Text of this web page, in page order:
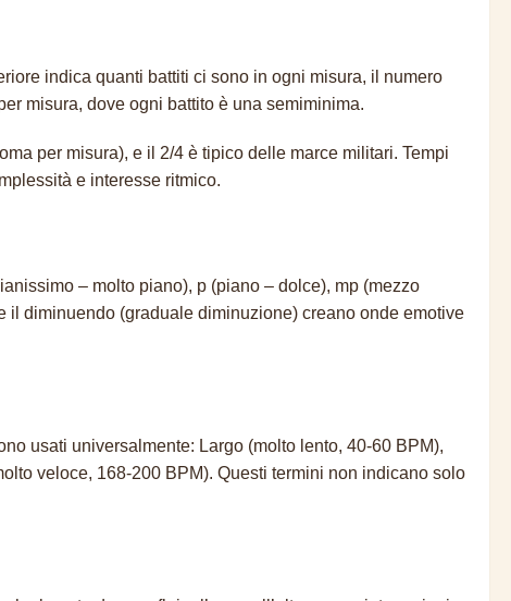
indica quanti battiti ci sono in ogni misura, il numero
misura, dove ogni battito è una semiminima.
per misura), e il 2/4 è tipico delle marce militari. Tempi
e interesse ritmico.
– molto piano), p (piano – dolce), mp (mezzo
il diminuendo (graduale diminuzione) creano onde emotive
usati universalmente: Largo (molto lento, 40-60 BPM),
veloce, 168-200 BPM). Questi termini non indicano solo